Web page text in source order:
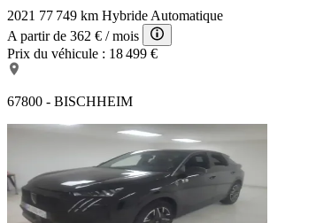
2021 77 749 km Hybride Automatique
A partir de 362 € / mois
Prix du véhicule : 18 499 €
67800 - BISCHHEIM